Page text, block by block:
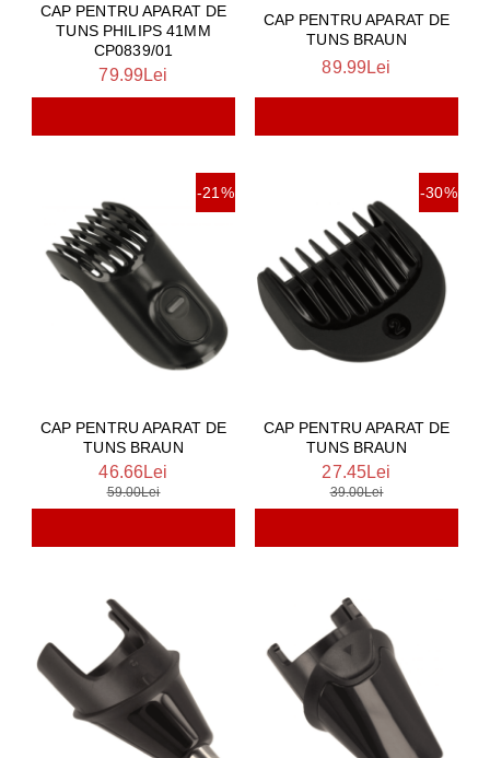
CAP PENTRU APARAT DE
TUNS PHILIPS 41MM
CP0839/01
79.99Lei
CAP PENTRU APARAT DE
TUNS BRAUN
89.99Lei
-21%
CAP PENTRU APARAT DE
TUNS BRAUN
46.66Lei
59.00Lei
-30%
CAP PENTRU APARAT DE
TUNS BRAUN
27.45Lei
39.00Lei